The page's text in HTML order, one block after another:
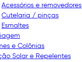
Acessórios e removedores
Cutelaria / pinças
Esmaltes
e Colônias
Solar e Repelentes